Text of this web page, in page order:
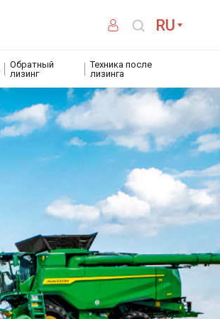
RU
Обратный
лизинг
Техника после
лизинга